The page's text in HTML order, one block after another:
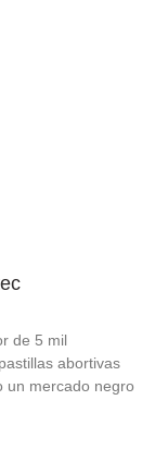
de 5 mil
abortivas
un mercado negro